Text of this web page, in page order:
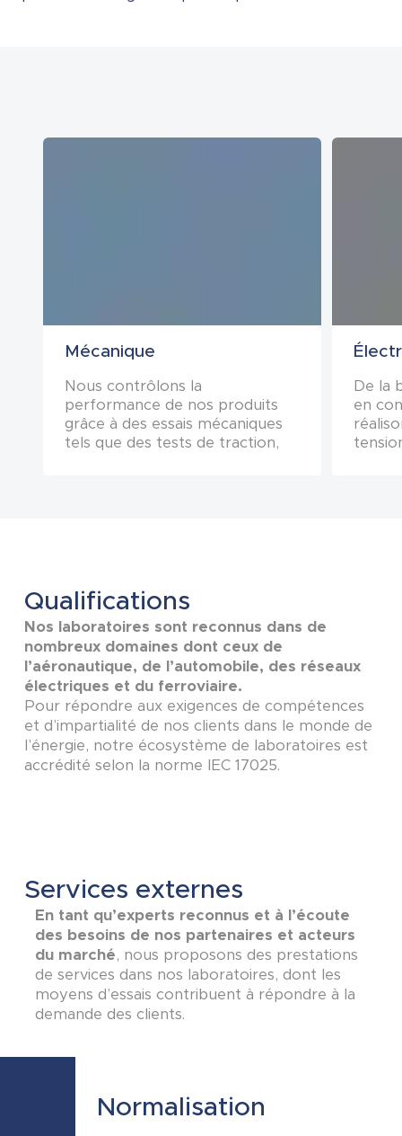
Mécanique
Nous contrôlons la
performance de nos produits
grâce à des essais mécaniques
tels que des tests de traction,
De la
en
Qualifications
Nos laboratoires sont reconnus dans de
nombreux domaines dont ceux de
l’aéronautique, de l’automobile, des réseaux
électriques et du ferroviaire.
Pour répondre aux exigences de compétences
et d’impartialité de nos clients dans le monde de
l’énergie, notre écosystème de laboratoires est
accrédité selon la norme IEC 17025.
Services externes
En tant qu’experts reconnus et à l’écoute
des besoins de nos partenaires et acteurs
du marché, nous proposons des prestations
de services dans nos laboratoires, dont les
moyens d’essais contribuent à répondre à la
demande des clients.
Normalisation